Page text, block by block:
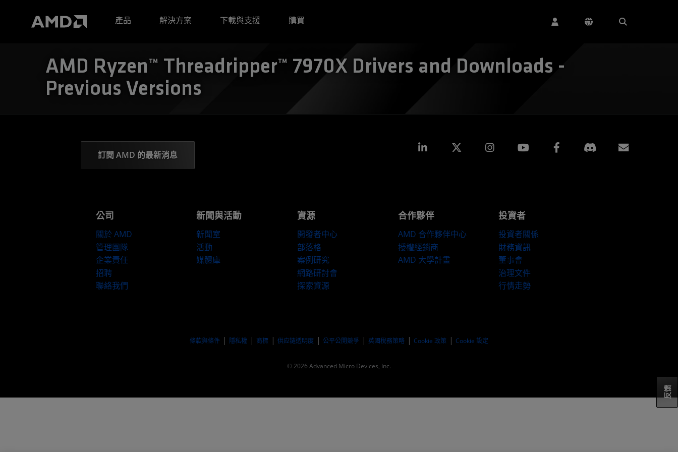
產品
解決方案 下載與支援 購買
AMD Ryzen™ Threadripper™ 7970X Drivers and Downloads -
Previous Versions
反馈
訂閱 AMD 的最新消息
Linkedin Instagram Facebook
公司
關於 AMD
管理團隊
企業責任
招聘
聯絡我們
新聞與活動
新聞室
活動
媒體庫
資源
開發者中心
部落格
案例研究
網路研討會
探索資源
合作夥伴
AMD 合作夥伴中心
授權經銷商
AMD 大學計畫
投資者
投資者關係
財務資訊
董事會
治理文件
行情走勢
條款與條件 隱私權 商標 供应链透明度 公平公開競爭 英國稅務策略 Cookie 政策 Cookie 設定
© 2026 Advanced Micro Devices, Inc.